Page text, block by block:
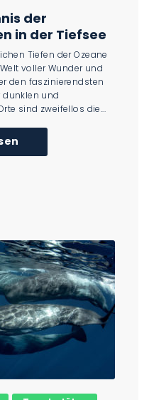
der
in der Tiefsee
Tiefen der Ozeane
voller Wunder und
den faszinierendsten
dunklen und
sind zweifellos die...